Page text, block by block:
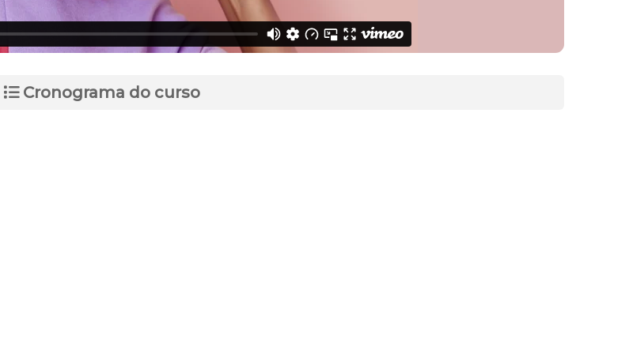
Cronograma do curso